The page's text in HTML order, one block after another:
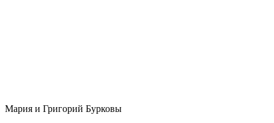
Мария и Григорий Бурковы